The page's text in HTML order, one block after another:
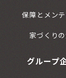
保障とメン
家づくり
グループ